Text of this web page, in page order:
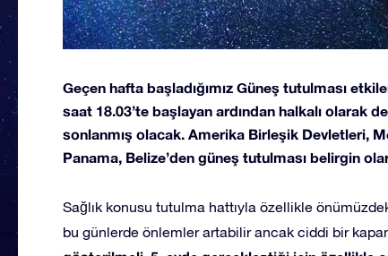
Geçen hafta başladığımız Güneş tutulması
saat 18.03’te başlayan ardından halkalı olarak
sonlanmış olacak. Amerika Birleşik Devletleri,
Panama, Belize’den güneş tutulması belirgin
Sağlık konusu tutulma hattıyla özellikle
bu günlerde önlemler artabilir ancak ciddi bir